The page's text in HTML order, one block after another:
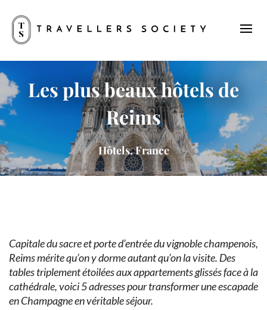
Les plus beaux hôtels de
Reims
Hôtels, France
Capitale du sacre et porte d’entrée du vignoble champenois,
Reims mérite qu’on y dorme autant qu’on la visite. Des
tables triplement étoilées aux appartements glissés face à la
cathédrale, voici 5 adresses pour transformer une escapade
en Champagne en véritable séjour.